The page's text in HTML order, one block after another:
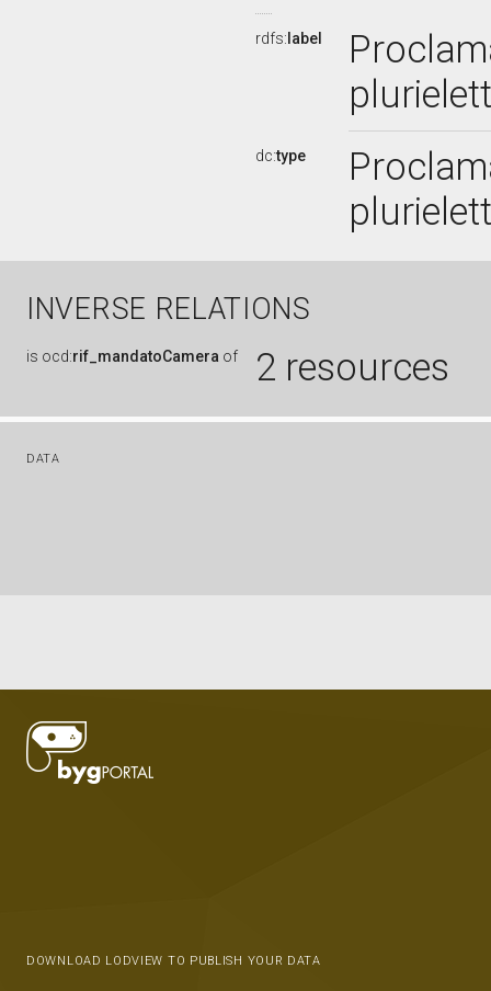
rdfs: label
dc:type
INVERSE RELATIONS
is ocd:rif_mandatoCamera of 2 resources
DATA
DOWNLOAD LODVIEW TO PUBLISH YOUR DATA